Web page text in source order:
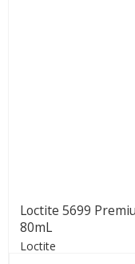
Loctite 5699
80mL
Loctite